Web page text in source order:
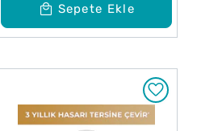
Sepete Ekle